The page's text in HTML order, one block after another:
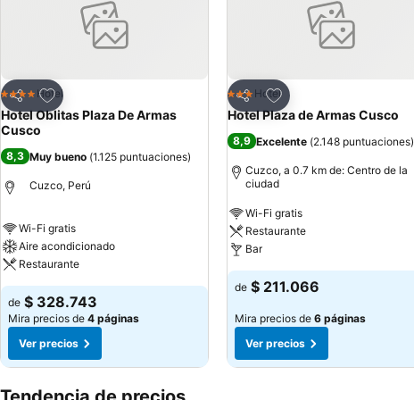
Compartir
Agregar a favoritos
4 EstrellasHotel
Hotel Oblitas Plaza De Armas
Cusco
8,3 Muy bueno (1.125 puntuaciones)
Cuzco, Perú
Wi-Fi gratis
Aire acondicionado
Restaurante
de $ 328.743
Mira precios de 4 páginas
Ver precios
Compartir
Agregar a favoritos
3 Estrellas
Hotel
Hotel Plaza de Armas Cusco
8,9 Excelente (2.148 puntuaciones)
Cuzco, a 0.7 km de: Centro de la
ciudad
Wi-Fi gratis
Restaurante
Bar
de $ 211.066
Mira precios de 6 páginas
Ver precios